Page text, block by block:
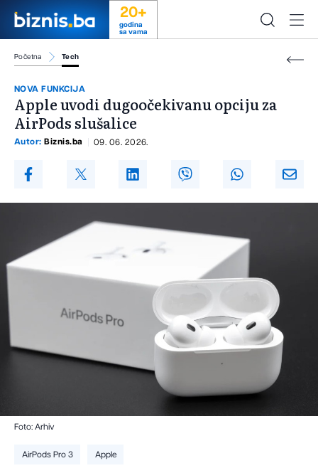
20+
godina
sa vama
Početna Tech
NOVA FUNKCIJA
Apple uvodi dugoočekivanu opciju za
AirPods slušalice
Autor: Biznis.ba 09. 06. 2026.
Foto: Arhiv
AirPods Pro 3 Apple